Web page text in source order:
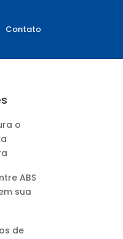
Contato
o
ABS
sua
de